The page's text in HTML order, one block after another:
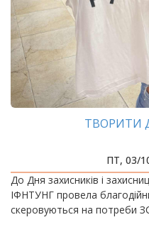
ТВОРИТИ
ПТ, 03/
До Дня захисників і
ІФНТУНГ провела
скеровуються на потреби